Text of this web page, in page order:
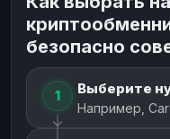
безопасно
1 Выберите
Например,